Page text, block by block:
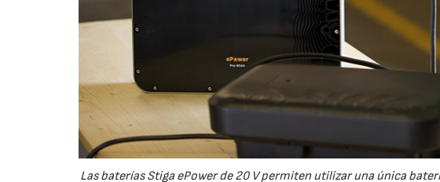
Las baterías Stiga ePower de 20 V permiten utilizar una única